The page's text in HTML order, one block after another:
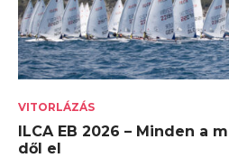
VITORLÁZÁS
ILCA EB 2026 – Minden a
dől el